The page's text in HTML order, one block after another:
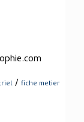
/ fiche metier